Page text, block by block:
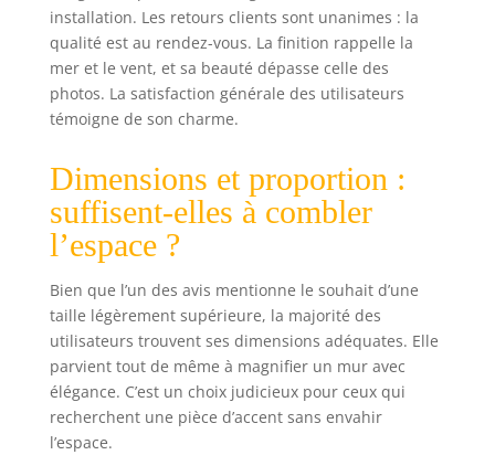
clous, de vis ou de
crochets.
Placement
recommandé
dans le salon, la
chambre ou la
salle de bain.
Polyvalent et facile
utilisation en
intérieur et en
extérieur couvert.
Facile à nettoyer,
dépoussiérer
simplement avec
un plumeau ou
installation. Les retours clients sont unanimes : la
qualité est au rendez-vous. La finition rappelle la
mer et le vent, et sa beauté dépasse celle des
photos. La satisfaction générale des utilisateurs
témoigne de son charme.
Dimensions et proportion :
suffisent-elles à combler
l’espace ?
Bien que l’un des avis mentionne le souhait d’une
taille légèrement supérieure, la majorité des
utilisateurs trouvent ses dimensions adéquates. Elle
parvient tout de même à magnifier un mur avec
élégance. C’est un choix judicieux pour ceux qui
recherchent une pièce d’accent sans envahir
l’espace.